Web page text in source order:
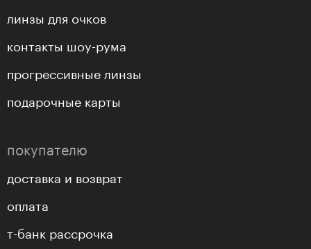
линзы для очков
контакты шоу-рума
прогрессивные линзы
подарочные карты
покупателю
доставка и возврат
оплата
т-банк рассрочка